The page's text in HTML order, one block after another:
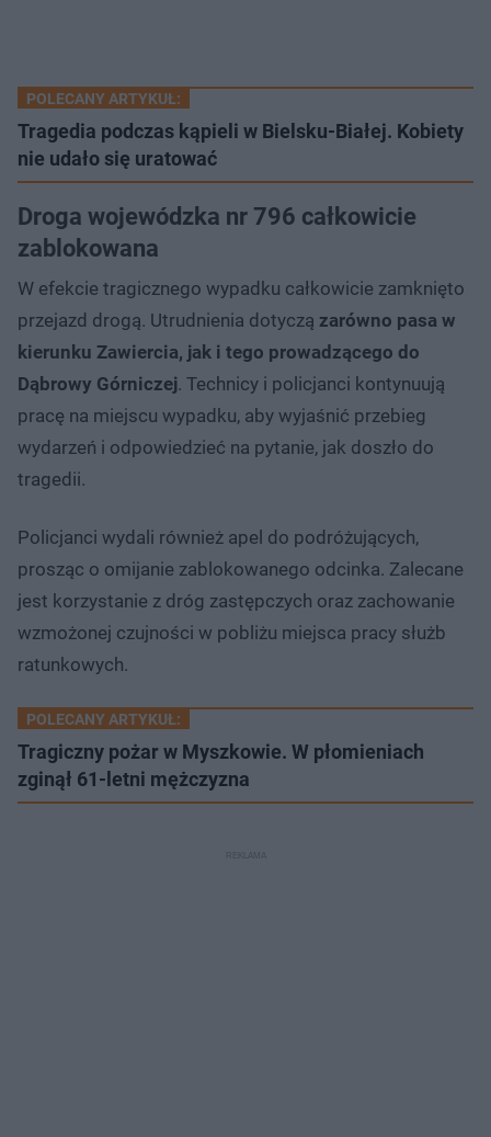
POLECANY ARTYKUŁ:
Tragedia podczas kąpieli w Bielsku-Białej. Kobiety
nie udało się uratować
Droga wojewódzka nr 796 całkowicie
zablokowana
W efekcie tragicznego wypadku całkowicie zamknięto
przejazd drogą. Utrudnienia dotyczą zarówno pasa w
kierunku Zawiercia, jak i tego prowadzącego do
Dąbrowy Górniczej. Technicy i policjanci kontynuują
pracę na miejscu wypadku, aby wyjaśnić przebieg
wydarzeń i odpowiedzieć na pytanie, jak doszło do
tragedii.
Policjanci wydali również apel do podróżujących,
prosząc o omijanie zablokowanego odcinka. Zalecane
jest korzystanie z dróg zastępczych oraz zachowanie
wzmożonej czujności w pobliżu miejsca pracy służb
ratunkowych.
POLECANY ARTYKUŁ:
Tragiczny pożar w Myszkowie. W płomieniach
zginął 61-letni mężczyzna